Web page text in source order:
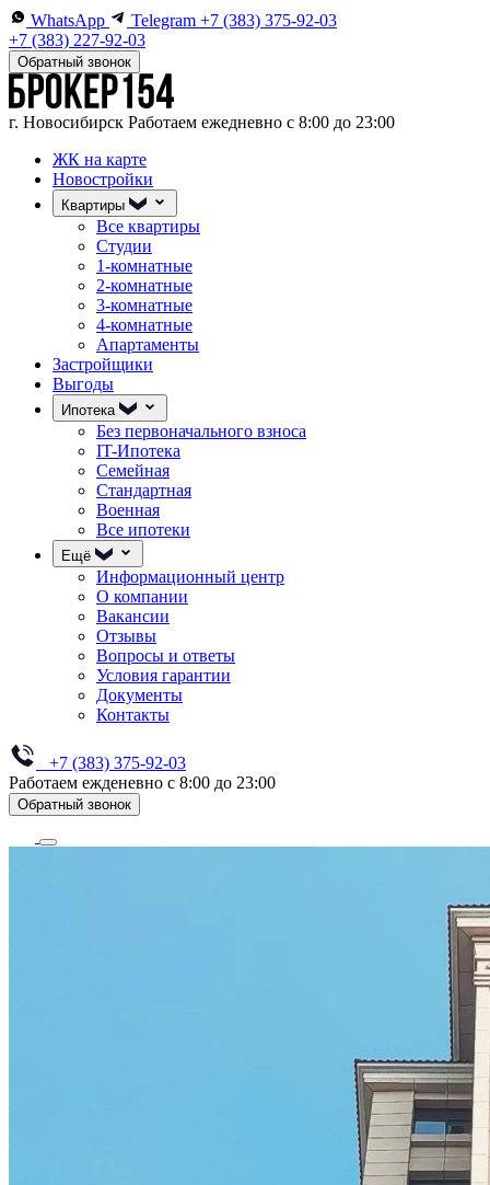
WhatsApp Telegram +7 (383) 375-92-03
+7 (383) 227-92-03
Обратный звонок
г. Новосибирск Работаем ежедневно с 8:00 до 23:00
ЖК на карте
Новостройки
Квартиры
Все квартиры
Студии
1-комнатные
2-комнатные
3-комнатные
4-комнатные
Апартаменты
Застройщики
Выгоды
Ипотека
Без первоначального взноса
IT-Ипотека
Семейная
Стандартная
Военная
Все ипотеки
Ещё
Информационный центр
О компании
Вакансии
Отзывы
Вопросы и ответы
Условия гарантии
Документы
Контакты
+7 (383) 375-92-03
Работаем ежденевно с 8:00 до 23:00
Обратный звонок